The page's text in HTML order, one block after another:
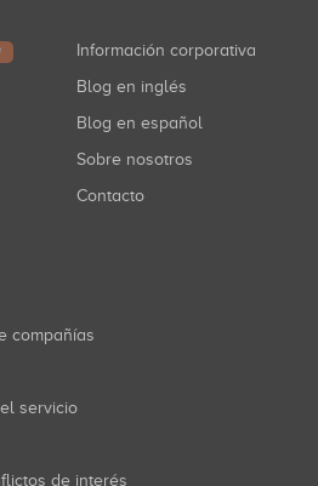
Información corporativa
Blog en inglés
Blog en español
Sobre nosotros
Contacto
compañías
servicio
de interés